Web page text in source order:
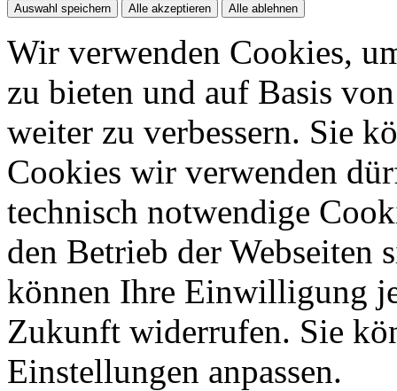
Auswahl speichern Alle akzeptieren Alle ablehnen
Wir verwenden Cookies,
zu bieten und auf Basis
weiter zu verbessern. Sie
Cookies wir verwenden
technisch notwendige
den Betrieb der Webseiten
können Ihre Einwilligung
Zukunft widerrufen. Sie
Einstellungen anpassen.